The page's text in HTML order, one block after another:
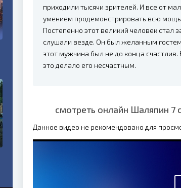
приходили тысячи зрителей. И все от
умением продемонстрировать всю мощь
Постепенно этот великий человек стал
слушали везде. Он был желанным
этот мужчина был не до конца
это делало его несчастным.
смотреть онлайн Шаляпин 7
Данное видео не рекомендовано для